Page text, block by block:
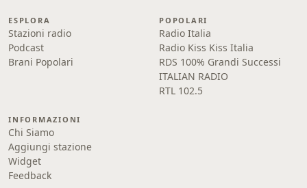
ESPLORA
Stazioni radio
Podcast
Brani Popolari
POPOLARI
Radio Italia
Radio Kiss Kiss Italia
RDS 100% Grandi Successi
ITALIAN RADIO
RTL 102.5
INFORMAZIONI
Chi Siamo
Aggiungi stazione
Widget
Feedback